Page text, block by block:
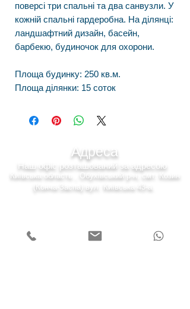
поверсі три спальні та два санвузли. У
кожній спальні гардеробна. На ділянці:
ландшафтний дизайн, басейн,
барбекю, будиночок для охорони.
Площа будинку: 250 кв.м.
Площа ділянки: 15 соток
Адреса
Наш офіс розташований за адресою
Київська область , Обухівський р-н, смт. Козин
(Конча-Заспа) вул. Київська 43-а.